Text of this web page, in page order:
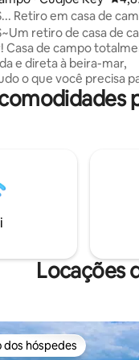
Retiro em casa de
retiro de casa de
e direta à beira-mar,
o que você precisa
Cais do barco (25
lavadora e secadora,
jacuzzi, piscina
de basquete e
na baía do mar, marina
rampas de barco e
no local!
Locações
dos hóspedes
dos hóspedes